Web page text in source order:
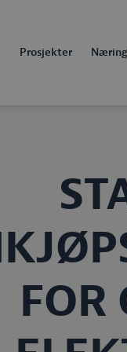
Prosjekter Næring
FOR